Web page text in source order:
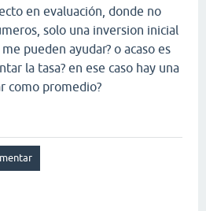
en evaluación, donde no
solo una inversion inicial
pueden ayudar? o acaso es
la tasa? en ese caso hay una
como promedio?